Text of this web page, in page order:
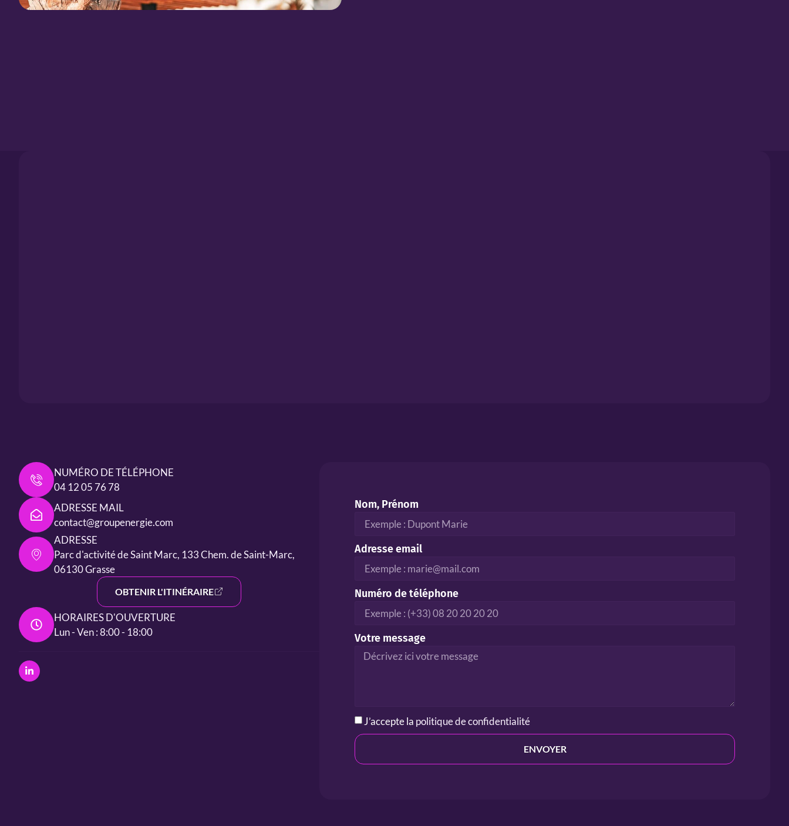
NUMÉRO DE TÉLÉPHONE
04 12 05 76 78
ADRESSE MAIL
contact@groupenergie.com
ADRESSE
Parc d'activité de Saint Marc, 133 Chem. de Saint-Marc,
06130 Grasse
OBTENIR L'ITINÉRAIRE
HORAIRES D'OUVERTURE
Lun - Ven : 8:00 - 18:00
Nom, Prénom
Adresse email
Numéro de téléphone
Votre message
J’accepte la politique de confidentialité
ENVOYER